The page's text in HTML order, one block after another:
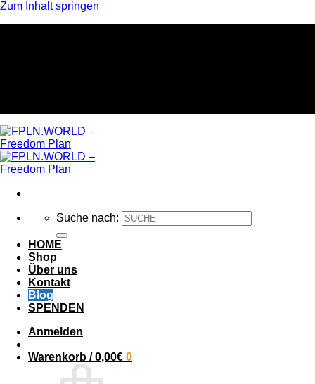
Zum Inhalt springen
Suche nach:
HOME
Shop
Über uns
Kontakt
Blog
SPENDEN
Anmelden
Warenkorb /0,00€ 0